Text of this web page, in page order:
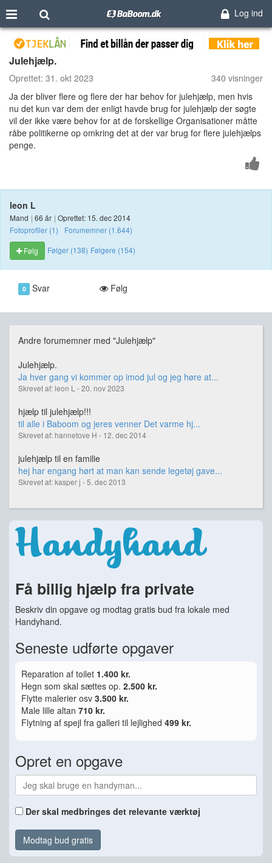
Log ind
Julehjælp.
Oprettet: 31. okt 2023
340 visninger
Ja der bliver flere og flere der har behov for julehjælp, men hvis
nu det kun var dem der enligt havde brug for julehjælp der søgte
vil der ikke være behov for at de forskellige Organisationer måtte
råbe politikerne op omkring det at der var brug for flere julehjælps
penge.
leon L
Mand | 66 år | Oprettet: 15. dec 2014
Fotoprofiler (1)
Forumemner (1.644)
Følg
Følger (138) Følgere (154)
0 Svar Følg
Andre forumemner med "Julehjælp"
Julehjælp.
Ja hver gang vi kommer op imod jul og jeg høre at...
Skrevet af: leon L - 20. nov 2023
hjælp til julehjælp!!!
til alle i Baboom og jeres venner Det varme hj...
Skrevet af: hannetove H - 12. dec 2014
julehjælp til en familie
hej har engang hørt at man kan sende legetøj gave...
Skrevet af: kasper j - 5. dec 2013
Få billig hjælp fra private
Beskriv din opgave og modtag gratis bud fra lokale med
Handyhand.
Seneste udførte opgaver
Reparation af toilet 1.400 kr.
Hegn som skal sættes op. 2.500 kr.
Flytte malerier osv 3.500 kr.
Male lille altan 710 kr.
Flytning af spejl fra galleri til lejlighed 499 kr.
Opret en opgave
Der skal medbringes det relevante værktøj
Modtag bud gratis